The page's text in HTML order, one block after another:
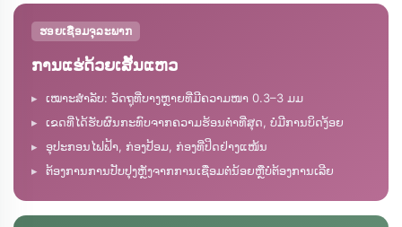
ຮອຍເຊື່ອມຈຸລະພາກ
ການແຮ່ດ້ວຍເສັ້ນແຫວ
ເໝາະສຳລັບ: ວັດຖຸທີ່ບາງຫຼາຍທີ່ມີຄວາມໜາ 0.3–3 ມມ
ເຂດທີ່ໄດ້ຮັບຜົນກະທົບຈາກຄວາມຮ້ອນຕ່ຳທີ່ສຸດ, ບໍ່ມີການບິດງ້ອຍ
ອຸປະກອນໄຟຟ້າ, ກ່ອງປ້ອມ, ກ່ອງທີ່ປິດຢ່າງແໜ້ນ
ຕ້ອງການການປັບປຸງຫຼັງຈາກການເຊື່ອມຕໍ່ນ້ອຍຫຼືບໍ່ຕ້ອງການເລີຍ